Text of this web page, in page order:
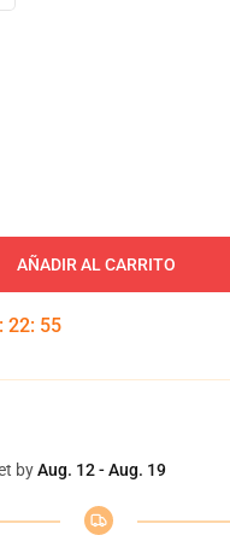
AÑADIR AL CARRITO
: 22: 55
byAug. 12 - Aug. 19